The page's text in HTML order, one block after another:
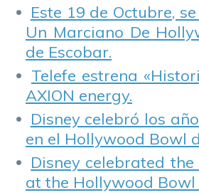
Este 19 de Octubre,
Un Marciano De
de Escobar.
Telefe estrena
AXION energy.
Disney celebró los
en el Hollywood Bowl
Disney celebrated
at the Hollywood Bowl